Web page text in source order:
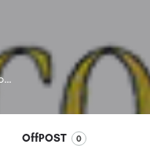
Pastificio "San Giacomo" è a Torino, in borgata Parella, una delle poche zone di Torino che possiamo definire ancora "BORGATA ".
OffPOST 0